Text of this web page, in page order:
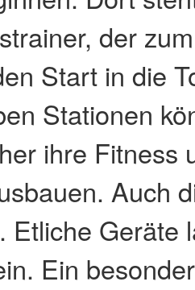
der
Start in die
Stationen
ihre Fitness
Auch
Etliche Geräte
Ein